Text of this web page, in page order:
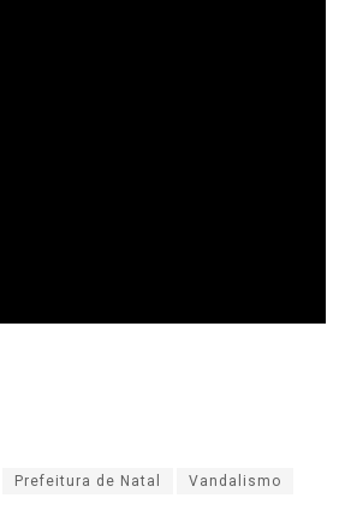
Prefeitura de Natal Vandalismo